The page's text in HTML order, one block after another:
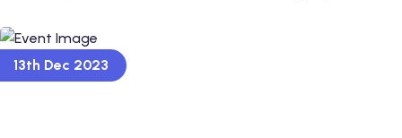
13th Dec 2023